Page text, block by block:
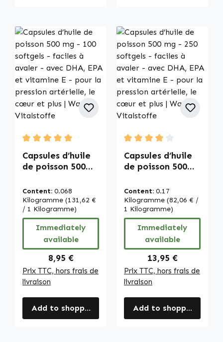
Average rating of 5 out of 5 stars
Capsules d’huile
de poisson 500
- faciles à avaler
- avec DHA, EPA
et vitamine E -
pour la pression
artérielle, le
cœur et plus |
Warnke
Vitalstoffe
Content: 0.068
Kilogramme (131,62 €
/ 1 Kilogramme)
Immediately
available
Regular price:
8,95 €
Prix TTC, hors frais de
livraison
Add to shopping cart
Average rating of 4 out
Capsules d’huile
de poisson 500
- faciles à avaler
- avec DHA, EPA
et vitamine E -
pour la pression
artérielle, le
cœur et plus |
Warnke
Vitalstoffe
Content: 0.17
Kilogramme (82,06 € /
1 Kilogramme)
Immediately
available
Regular price:
13,95 €
Prix TTC, hors frais de
livraison
Add to shopping cart